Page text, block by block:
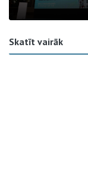
Skatīt vairāk